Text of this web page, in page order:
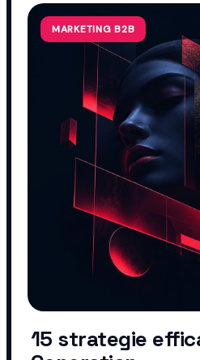
MARKETING B2B
15 strategie